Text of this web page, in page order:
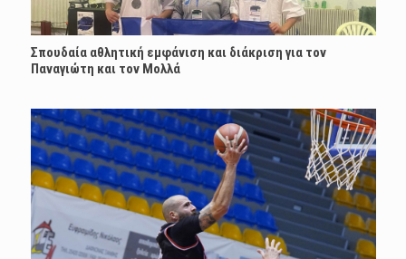
Σπουδαία αθλητική εμφάνιση και διάκριση για τον
Παναγιώτη και τον Μολλά